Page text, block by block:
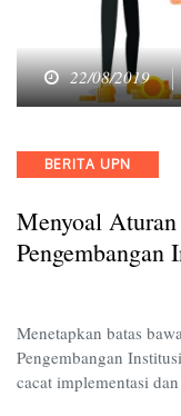
22/08/2019
Categories
BERITA UPN
Menyoal
Pengembangan
Menetapkan batas
Pengembangan
cacat implementasi